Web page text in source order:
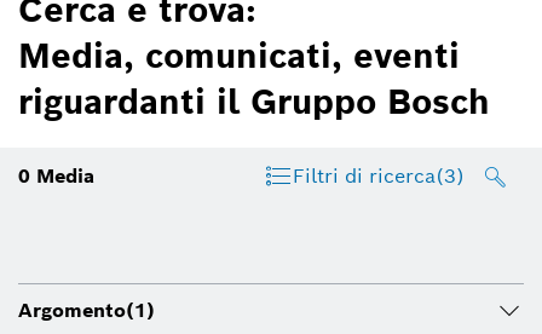
Cerca e trova:
Media, comunicati, eventi
riguardanti il Gruppo Bosch
0 Media Filtri di ricerca(3)
Argomento(1)